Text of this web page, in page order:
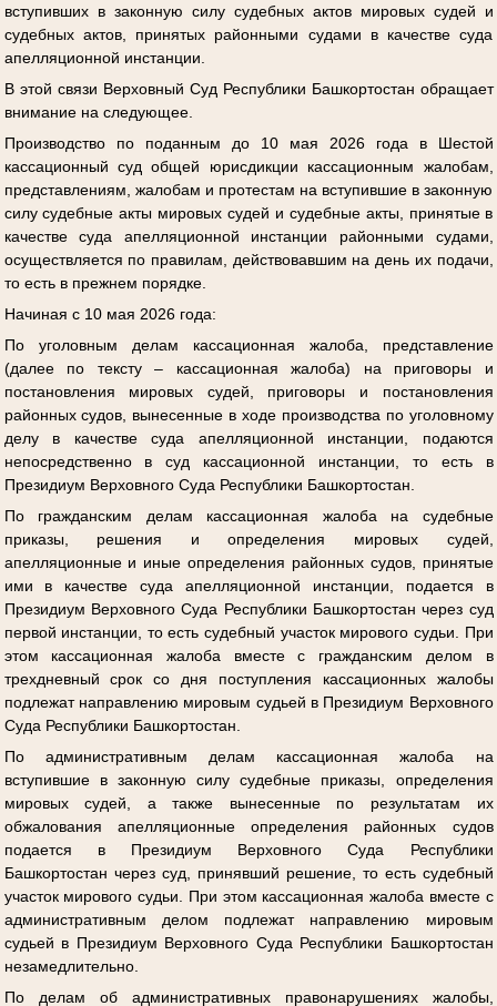
вступивших в законную силу судебных актов мировых судей и
судебных актов, принятых районными судами в качестве суда
апелляционной инстанции.
В этой связи Верховный Суд Республики Башкортостан обращает
внимание на следующее.
Производство по поданным до 10 мая 2026 года в Шестой
кассационный суд общей юрисдикции кассационным жалобам,
представлениям, жалобам и протестам на вступившие в законную
силу судебные акты мировых судей и судебные акты, принятые в
качестве суда апелляционной инстанции районными судами,
осуществляется по правилам, действовавшим на день их подачи,
то есть в прежнем порядке.
Начиная с 10 мая 2026 года:
По уголовным делам кассационная жалоба, представление
(далее по тексту – кассационная жалоба) на приговоры и
постановления мировых судей, приговоры и постановления
районных судов, вынесенные в ходе производства по уголовному
делу в качестве суда апелляционной инстанции, подаются
непосредственно в суд кассационной инстанции, то есть в
Президиум Верховного Суда Республики Башкортостан.
По гражданским делам кассационная жалоба на судебные
приказы, решения и определения мировых судей,
апелляционные и иные определения районных судов, принятые
ими в качестве суда апелляционной инстанции, подается в
Президиум Верховного Суда Республики Башкортостан через суд
первой инстанции, то есть судебный участок мирового судьи. При
этом кассационная жалоба вместе с гражданским делом в
трехдневный срок со дня поступления кассационных жалобы
подлежат направлению мировым судьей в Президиум Верховного
Суда Республики Башкортостан.
По административным делам кассационная жалоба на
вступившие в законную силу судебные приказы, определения
мировых судей, а также вынесенные по результатам их
обжалования апелляционные определения районных судов
подается в Президиум Верховного Суда Республики
Башкортостан через суд, принявший решение, то есть судебный
участок мирового судьи. При этом кассационная жалоба вместе с
административным делом подлежат направлению мировым
судьей в Президиум Верховного Суда Республики Башкортостан
незамедлительно.
По делам об административных правонарушениях жалобы,